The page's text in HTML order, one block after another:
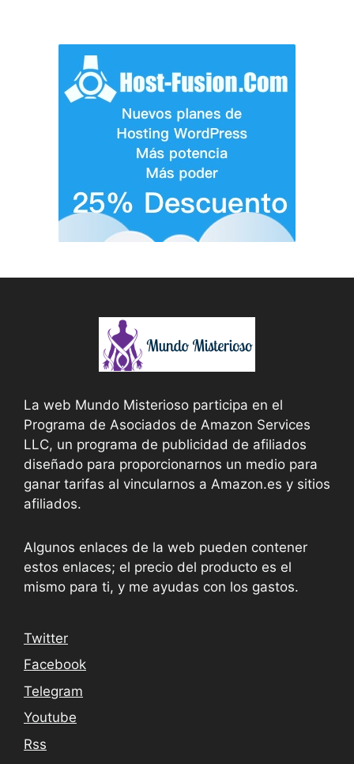
La web Mundo Misterioso participa en el
Programa de Asociados de Amazon Services
LLC, un programa de publicidad de afiliados
diseñado para proporcionarnos un medio para
ganar tarifas al vincularnos a Amazon.es y sitios
afiliados.
Algunos enlaces de la web pueden contener
estos enlaces; el precio del producto es el
mismo para ti, y me ayudas con los gastos.
Twitter
Facebook
Telegram
Youtube
Rss